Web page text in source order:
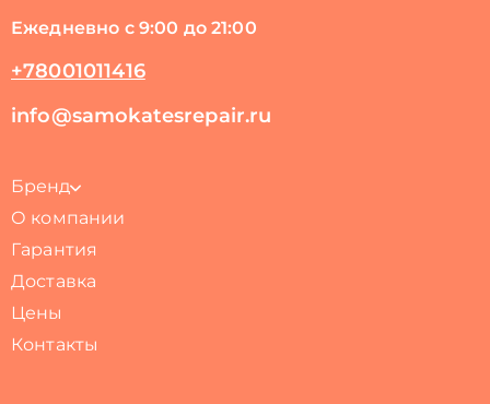
Ежедневно с 9:00 до 21:00
+78001011416
info@samokatesrepair.ru
Бренд
О компании
Гарантия
Доставка
Цены
Контакты